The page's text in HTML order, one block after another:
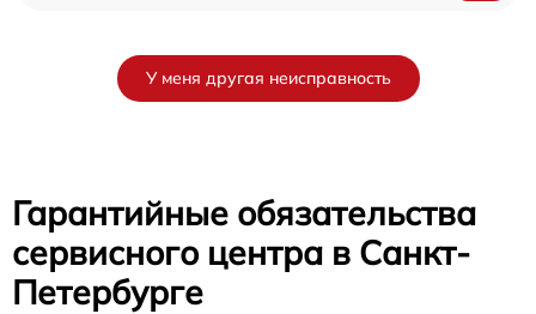
У меня другая неисправность
Гарантийные обязательства
сервисного центра в Санкт-
Петербурге